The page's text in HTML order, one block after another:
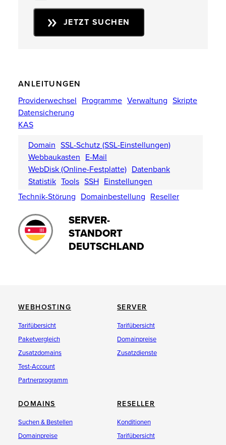
JETZT SUCHEN
ANLEITUNGEN
Providerwechsel Programme Verwaltung Skripte
Datensicherung
KAS
Domain SSL-Schutz (SSL-Einstellungen)
Webbaukasten E-Mail
WebDisk (Online-Festplatte) Datenbank
Statistik Tools SSH Einstellungen
Technik-Störung Domainbestellung Reseller
SERVER-
STANDORT
DEUTSCHLAND
WEBHOSTING
Tarifübersicht
Paketvergleich
Zusatzdomains
Test-Account
Partnerprogramm
SERVER
Tarifübersicht
Domainpreise
Zusatzdienste
DOMAINS
Suchen & Bestellen
Domainpreise
RESELLER
Konditionen
Tarifübersicht